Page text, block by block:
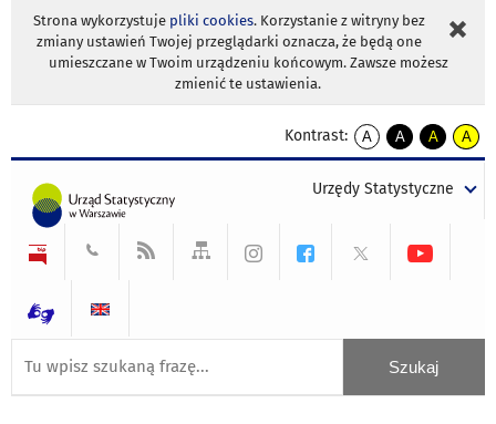
Strona wykorzystuje pliki cookies. Korzystanie z witryny bez
zmiany ustawień Twojej przeglądarki oznacza, że będą one
umieszczane w Twoim urządzeniu końcowym. Zawsze możesz
zmienić te ustawienia.
Kontrast:
A
kontrast
A
kontrast
tekst
czarnym
A
kontrast
tekst
czarnym
A
tekst
żółtym
Urzędy Statystyczne